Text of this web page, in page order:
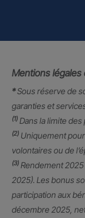
Mentions légales
*Sous réserve de
garanties et
(1) Dans la limite
(2) Uniquement
volontaires ou de
(3) Rendement
2025). Les bonus
participation aux
décembre 2025,